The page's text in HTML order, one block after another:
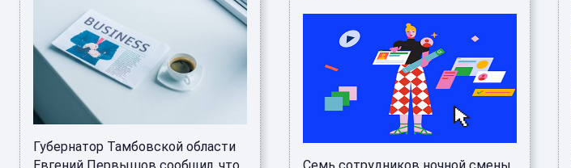
Губернатор Тамбовской области